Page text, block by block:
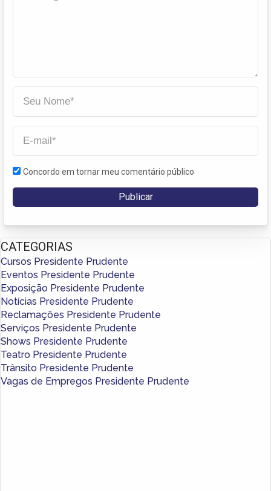
Concordo em tornar meu comentário público
CATEGORIAS
Cursos Presidente Prudente
Eventos Presidente Prudente
Exposição Presidente Prudente
Notícias Presidente Prudente
Reclamações Presidente Prudente
Serviços Presidente Prudente
Shows Presidente Prudente
Teatro Presidente Prudente
Trânsito Presidente Prudente
Vagas de Empregos Presidente Prudente